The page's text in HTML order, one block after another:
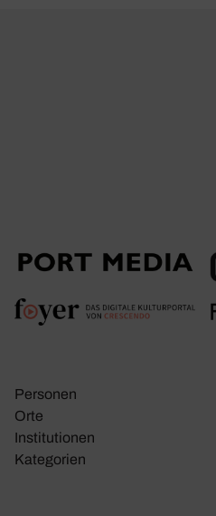
Personen
Orte
Insti­tu­tionen
Kate­go­rien